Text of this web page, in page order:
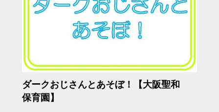
ダークおじさんとあそぼ！【大阪聖和
保育園】